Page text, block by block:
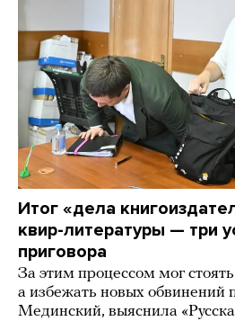
Итог «дела
квир-литературы — три
приговора
За этим процессом мог
а избежать новых
Мединский, выяснила